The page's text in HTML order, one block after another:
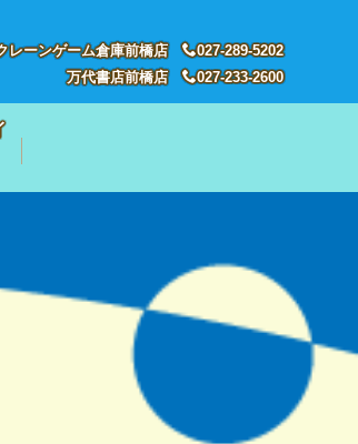
レーンゲーム倉庫前橋店
027-289-5202
万代書店前橋店
027-233-2600